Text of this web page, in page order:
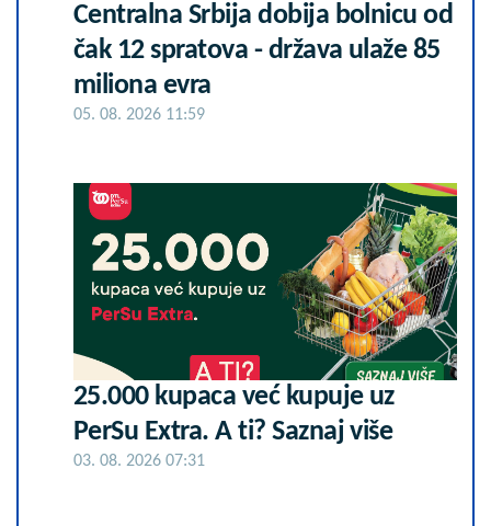
Centralna Srbija dobija bolnicu od
čak 12 spratova - država ulaže 85
miliona evra
05. 08. 2026 11:59
25.000 kupaca već kupuje uz
PerSu Extra. A ti? Saznaj više
03. 08. 2026 07:31